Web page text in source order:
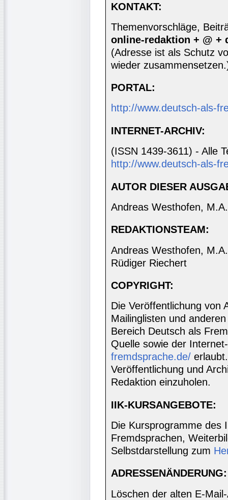
KONTAKT:
Themenvorschläge,
online-redaktion + @ +
(Adresse ist als Schutz
wieder
PORTAL:
http://www.deutsch-als-
INTERNET-ARCHIV:
(ISSN 1439-3611) - Alle
http://www.deutsch-als-
AUTOR DIESER
Andreas Westhofen, M.A.
REDAKTIONSTEAM:
Andreas Westhofen,
Rüdiger Riechert
COPYRIGHT:
Die Veröffentlichung von
Mailinglisten und
Bereich Deutsch als
Quelle sowie der
fremdsprache.de/
Veröffentlichung und
Redaktion einzuholen.
IIK-KURSANGEBOTE:
Die Kursprogramme des
Fremdsprachen,
Selbstdarstellung zum
ADRESSENÄNDERUNG:
Löschen der alten E-